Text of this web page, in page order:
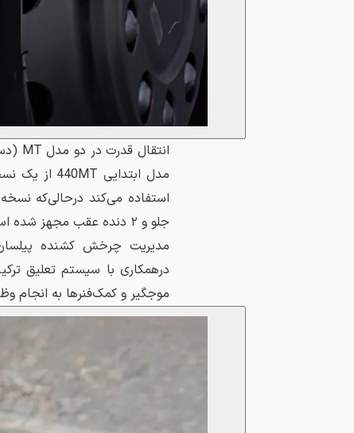
جلو و ۲ دنده عقب مجهز شده است.
موجگیر و کمک‌فنرها به انجام